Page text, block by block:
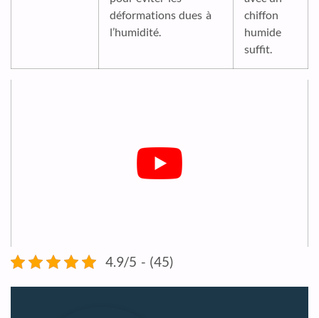
déformations dues à
l’humidité.
chiffon
humide
suffit.
4.9/5 - (45)